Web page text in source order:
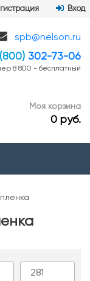
Вход
spb@nelson.ru
(800) 302-73-06
8 800 - бесплатный
Моя корзина
0 руб.